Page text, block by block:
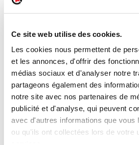
Ce site web utilise des cookies.
Les cookies nous permettent de
et les annonces, d'offrir des
médias sociaux et d'analyser notre
partageons également des
notre site avec nos partenaires de
publicité et d'analyse, qui peuvent
avec d'autres informations que vous
ou qu'ils ont collectées lors de votre
Feu arrière gauche
Réf. constructeur :90444141
Modèle d'origine : OPEL CORSA B 1997 -
Modèle de provenance
Caractéristiques
En stock
AJOUTER AU PANIER